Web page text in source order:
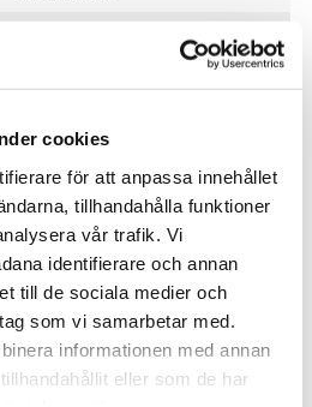
cookies
för att anpassa innehållet
tillhandahålla funktioner
vår trafik. Vi
identifierare och annan
till de sociala medier och
som vi samarbetar med.
informationen med annan
eller som de har
DHSIV909IC-MD
/Dusch